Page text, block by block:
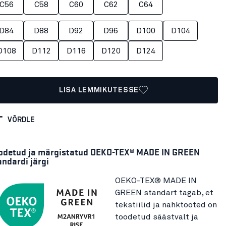
C56 C58 C60 C62 C64
D84 D88 D92 D96 D100 D104
D112 D116 D120 D124
LISA LEMMIKUTESSE
VÕRDLE
ja märgistatud OEKO-TEX® MADE IN GREEN
järgi
OEKO-TEX® MADE IN
GREEN standart tagab, et
tekstiilid ja nahktooted on
toodetud säästvalt ja